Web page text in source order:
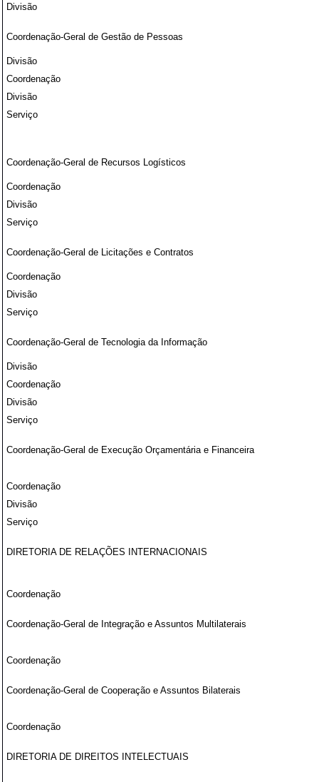
Divisão
Coordenação-Geral de Gestão de Pessoas
Divisão
Coordenação
Divisão
Serviço
Coordenação-Geral de Recursos Logísticos
Coordenação
Divisão
Serviço
Coordenação-Geral de Licitações e Contratos
Coordenação
Divisão
Serviço
Coordenação-Geral de Tecnologia da Informação
Divisão
Coordenação
Divisão
Serviço
Coordenação-Geral de Execução Orçamentária e Financeira
Coordenação
Divisão
Serviço
DIRETORIA DE RELAÇÕES INTERNACIONAIS
Coordenação
Coordenação-Geral de Integração e Assuntos Multilaterais
Coordenação
Coordenação-Geral de Cooperação e Assuntos Bilaterais
Coordenação
DIRETORIA DE DIREITOS INTELECTUAIS